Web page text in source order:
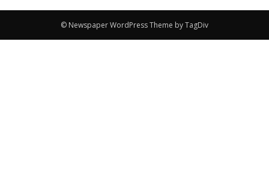
© Newspaper WordPress Theme by TagDiv